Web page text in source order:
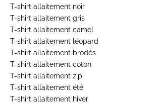
T-shirt allaitement noir
T-shirt allaitement gris
T-shirt allaitement camel
T-shirt allaitement léopard
T-shirt allaitement brodés
T-shirt allaitement coton
T-shirt allaitement zip
T-shirt allaitement été
T-shirt allaitement hiver